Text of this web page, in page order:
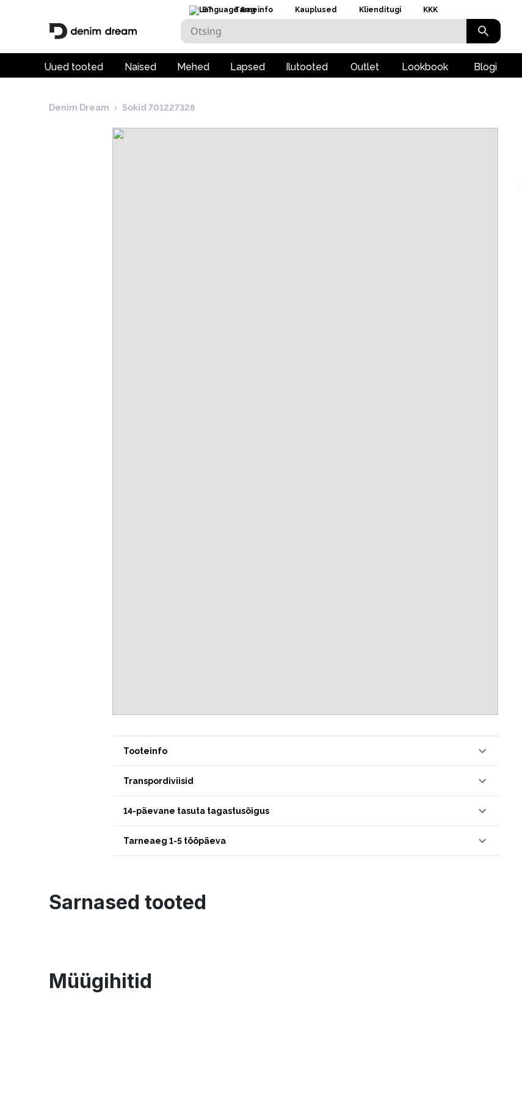
ET Tarneinfo Kauplused Klienditugi KKK
Uued tooted Naised Mehed Lapsed Ilutooted Outlet Lookbook Blogi
Denim Dream › Sokid 701227328
Tooteinfo
Transpordiviisid
14-päevane tasuta tagastusõigus
Tarneaeg 1-5 tööpäeva
Sarnased tooted
Müügihitid